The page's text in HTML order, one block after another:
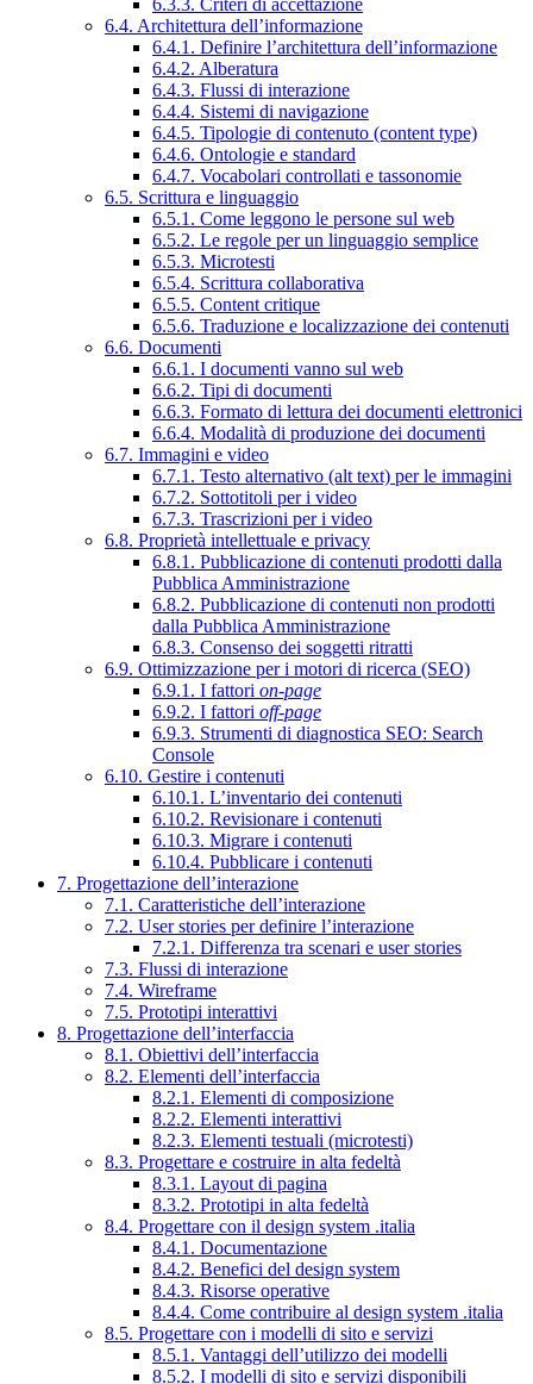
6.4. Architettura dell’informazione
6.4.1. Definire l’architettura dell’informazione
6.4.2. Alberatura
6.4.3. Flussi di interazione
6.4.4. Sistemi di navigazione
6.4.5. Tipologie di contenuto (content type)
6.4.6. Ontologie e standard
6.4.7. Vocabolari controllati e tassonomie
6.5. Scrittura e linguaggio
6.5.1. Come leggono le persone sul web
6.5.2. Le regole per un linguaggio semplice
6.5.3. Microtesti
6.5.4. Scrittura collaborativa
6.5.5. Content critique
6.5.6. Traduzione e localizzazione dei contenuti
6.6. Documenti
6.6.1. I documenti vanno sul web
6.6.2. Tipi di documenti
6.6.3. Formato di lettura dei documenti elettronici
6.6.4. Modalità di produzione dei documenti
6.7. Immagini e video
6.7.1. Testo alternativo (alt text) per le immagini
6.7.2. Sottotitoli per i video
6.7.3. Trascrizioni per i video
6.8. Proprietà intellettuale e privacy
6.8.1. Pubblicazione di contenuti prodotti dalla
Pubblica Amministrazione
6.8.2. Pubblicazione di contenuti non prodotti
dalla Pubblica Amministrazione
6.8.3. Consenso dei soggetti ritratti
6.9. Ottimizzazione per i motori di ricerca (SEO)
6.9.1. I fattori on-page
6.9.2. I fattori off-page
6.9.3. Strumenti di diagnostica SEO: Search
Console
6.10. Gestire i contenuti
6.10.1. L’inventario dei contenuti
6.10.2. Revisionare i contenuti
6.10.3. Migrare i contenuti
6.10.4. Pubblicare i contenuti
7. Progettazione dell’interazione
7.1. Caratteristiche dell’interazione
7.2. User stories per definire l’interazione
7.2.1. Differenza tra scenari e user stories
7.3. Flussi di interazione
7.4. Wireframe
7.5. Prototipi interattivi
8. Progettazione dell’interfaccia
8.1. Obiettivi dell’interfaccia
8.2. Elementi dell’interfaccia
8.2.1. Elementi di composizione
8.2.2. Elementi interattivi
8.2.3. Elementi testuali (microtesti)
8.3. Progettare e costruire in alta fedeltà
8.3.1. Layout di pagina
8.3.2. Prototipi in alta fedeltà
8.4. Progettare con il design system .italia
8.4.1. Documentazione
8.4.2. Benefici del design system
8.4.3. Risorse operative
8.4.4. Come contribuire al design system .italia
8.5. Progettare con i modelli di sito e servizi
8.5.1. Vantaggi dell’utilizzo dei modelli
8.5.2. I modelli di sito e servizi disponibili